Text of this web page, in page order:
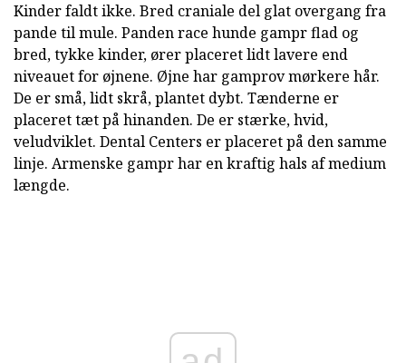
Kinder faldt ikke. Bred craniale del glat overgang fra
pande til mule. Panden race hunde gampr flad og
bred, tykke kinder, ører placeret lidt lavere end
niveauet for øjnene. Øjne har gamprov mørkere hår.
De er små, lidt skrå, plantet dybt. Tænderne er
placeret tæt på hinanden. De er stærke, hvid,
veludviklet. Dental Centers er placeret på den samme
linje. Armenske gampr har en kraftig hals af medium
længde.